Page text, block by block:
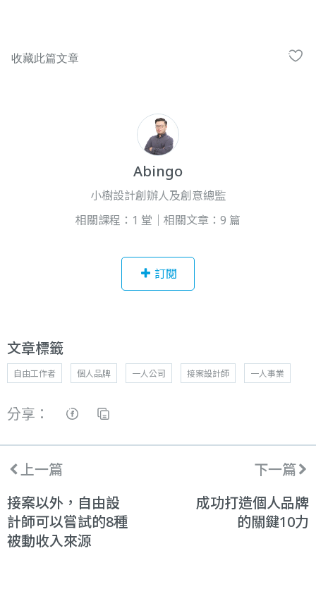
Abingo
小樹設計創辦人及創意總監
相關課程：1 堂｜相關文章：9 篇
訂閱
文章標籤
自由工作者 個人品牌 一人公司 接案設計師 一人事業
分享：
上一篇
接案以外，自由設
計師可以嘗試的8種
被動收入來源
下一篇
成功打造個人品牌
的關鍵10力